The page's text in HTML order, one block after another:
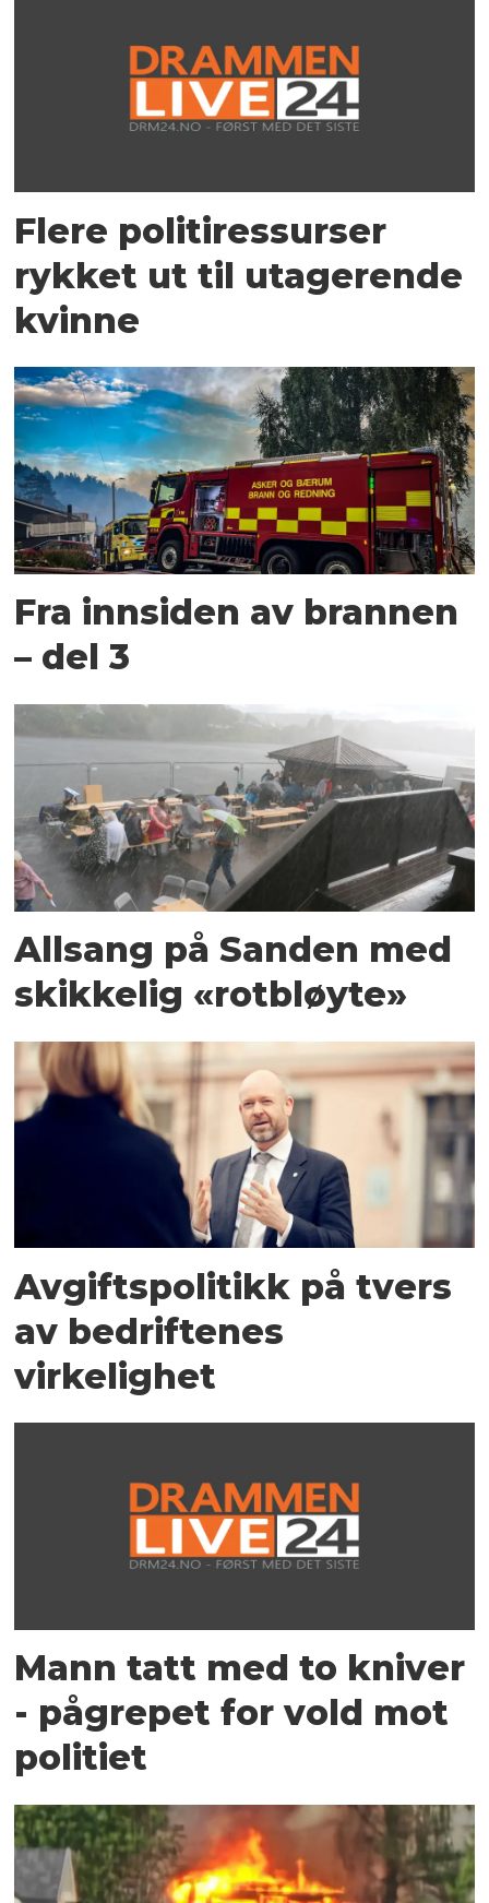
Flere politiressurser
rykket ut til utagerende
kvinne
Fra innsiden av brannen
– del 3
Allsang på Sanden med
skikkelig «rotbløyte»
Avgiftspolitikk på tvers
av bedriftenes
virkelighet
Mann tatt med to kniver
- pågrepet for vold mot
politiet